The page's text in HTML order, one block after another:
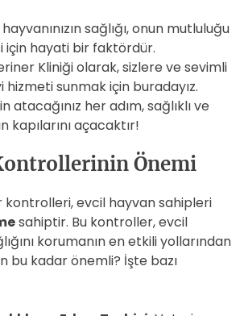
sağlığı, onun mutluluğu
için hayati bir faktördür.
Kliniği olarak, sizlere ve sevimli
hizmeti sunmak için buradayız.
atacağınız her adım, sağlıklı ve
kapılarını açacaktır!
Önemi
kontrolleri, evcil hayvan sahipleri
sahiptir. Bu kontroller, evcil
korumanın en etkili yollarından
bu kadar önemli? İşte bazı